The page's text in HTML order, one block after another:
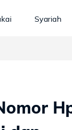
Syariah